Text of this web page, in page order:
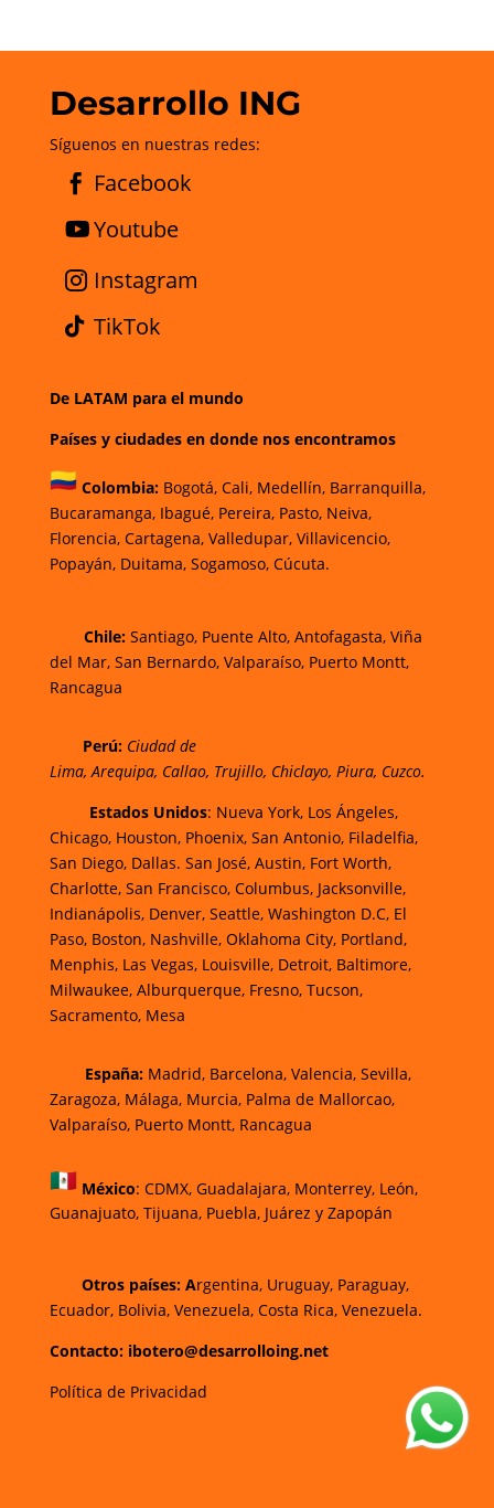
Desarrollo ING
Síguenos en nuestras redes:
Facebook
Youtube
Instagram
TikTok
De LATAM para el mundo
Países y ciudades en donde nos encontramos
Colombia: Bogotá,Cali, Medellín, Barranquilla,
Bucaramanga,Ibagué,Pereira,Pasto, Neiva,
Florencia, Cartagena, Valledupar, Villavicencio,
Popayán, Duitama, Sogamoso, Cúcuta.
Chile:Santiago, Puente Alto, Antofagasta, Viña
del Mar, San Bernardo, Valparaíso, Puerto Montt,
Rancagua
Perú: Ciudad de
Lima, Arequipa, Callao, Trujillo, Chiclayo, Piura, Cuzco.
Estados Unidos: Nueva York, Los Ángeles,
Chicago, Houston, Phoenix, San Antonio, Filadelfia,
San Diego, Dallas. San José, Austin, Fort Worth,
Charlotte, San Francisco, Columbus, Jacksonville,
Indianápolis, Denver, Seattle, Washington D.C, El
Paso, Boston, Nashville, Oklahoma City, Portland,
Menphis, Las Vegas, Louisville, Detroit, Baltimore,
Milwaukee, Alburquerque, Fresno, Tucson,
Sacramento, Mesa
España: Madrid, Barcelona, Valencia, Sevilla,
Zaragoza, Málaga, Murcia, Palma de Mallorcao,
Valparaíso, Puerto Montt, Rancagua
México: CDMX, Guadalajara, Monterrey, León,
Guanajuato, Tijuana, Puebla, Juárez y Zapopán
Otros países: Argentina, Uruguay, Paraguay,
Ecuador, Bolivia, Venezuela, Costa Rica, Venezuela.
Contacto: ibotero@desarrolloing.net
Política de Privacidad
w